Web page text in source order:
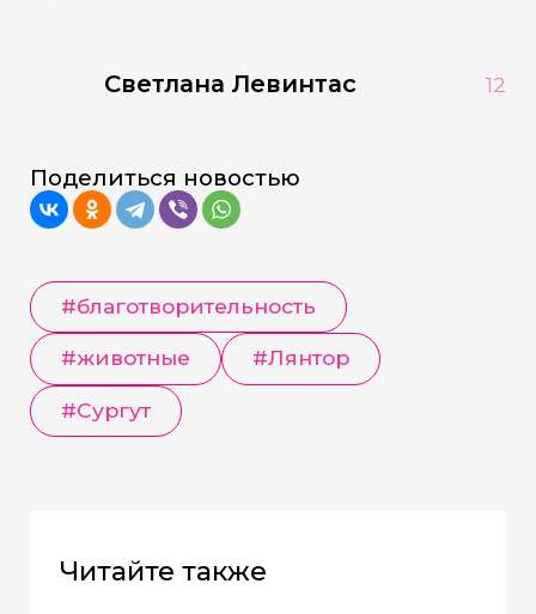
Светлана Левинтас 12
Поделиться новостью
#благотворительность
#животные #Лянтор
#Сургут
Читайте также